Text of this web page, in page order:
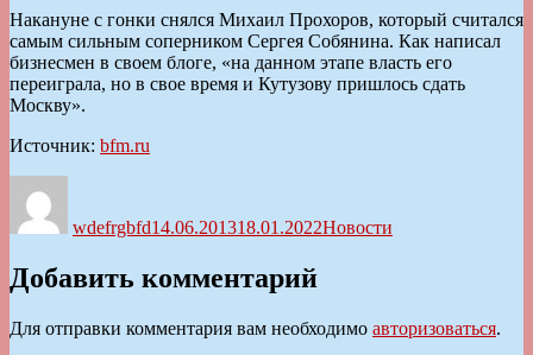
Накануне с гонки снялся Михаил Прохоров, который считался
самым сильным соперником Сергея Собянина. Как написал
бизнесмен в своем блоге, «на данном этапе власть его
переиграла, но в свое время и Кутузову пришлось сдать
Москву».
Источник: bfm.ru
wdefrgbfd14.06.201318.01.2022Новости
Добавить комментарий
Для отправки комментария вам необходимо авторизоваться.